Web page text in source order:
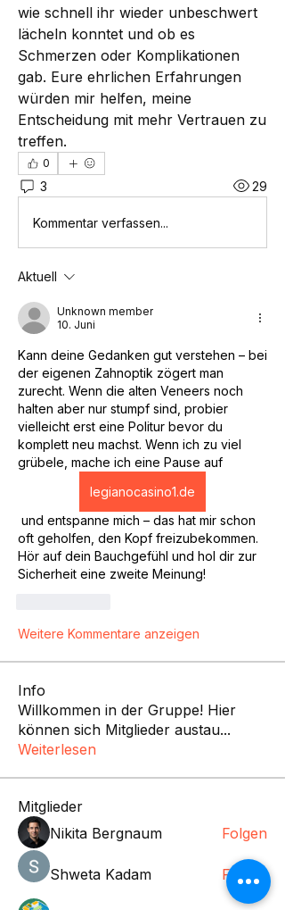
wie schnell ihr wieder unbeschwert
lächeln konntet und ob es
Schmerzen oder Komplikationen
gab. Eure ehrlichen Erfahrungen
würden mir helfen, meine
Entscheidung mit mehr Vertrauen zu
treffen.
0
3 29
Kommentar verfassen...
Aktuell
Unknown member
10. Juni
Kann deine Gedanken gut verstehen – bei
der eigenen Zahnoptik zögert man
zurecht. Wenn die alten Veneers noch
halten aber nur stumpf sind, probier
vielleicht erst eine Politur bevor du
komplett neu machst. Wenn ich zu viel
grübele, mache ich eine Pause auf
legianocasino1.de
oft geholfen, den Kopf freizubekommen.
Hör auf dein Bauchgefühl und hol dir zur
Sicherheit eine zweite Meinung!
Weitere Kommentare anzeigen
Info
Willkommen in der Gruppe! Hier
können sich Mitglieder austau...
Weiterlesen
Mitglieder
Nikita Bergnaum
Folgen
Shweta Kadam Folgen